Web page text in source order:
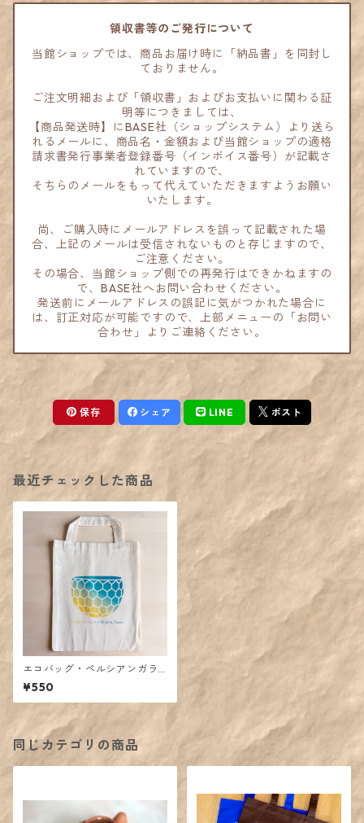
領収書等のご発行について
当館ショップでは、商品お届け時に「納品書」を同封し
ておりません。
ご注文明細および「領収書」およびお支払いに関わる証
明等につきましては、
【商品発送時】にBASE社（ショップシステム）より送ら
れるメールに、商品名・金額および当館ショップの適格
請求書発行事業者登録番号（インボイス番号）が記載さ
れていますので、
そちらのメールをもって代えていただきますようお願い
いたします。
尚、ご購入時にメールアドレスを誤って記載された場
合、上記のメールは受信されないものと存じますので、
ご注意ください。
その場合、当館ショップ側での再発行はできかねますの
で、BASE社へお問い合わせください。
発送前にメールアドレスの誤記に気がつかれた場合に
は、訂正対応が可能ですので、上部メニューの「お問い
合わせ」よりご連絡ください。
保存 シェア LINE ポスト
最近チェックした商品
エコバッグ・ペルシアンガラ
ス柄
¥550
同じカテゴリの商品